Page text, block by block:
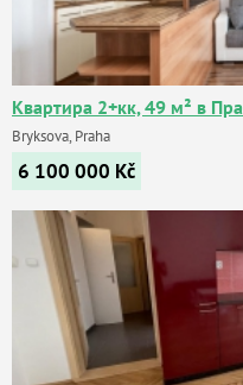
Квартира 2+кк, 49 м² в
Bryksova, Praha
6 100 000 Kč